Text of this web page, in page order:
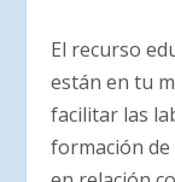
El recurso
están en tu
facilitar las
formación de